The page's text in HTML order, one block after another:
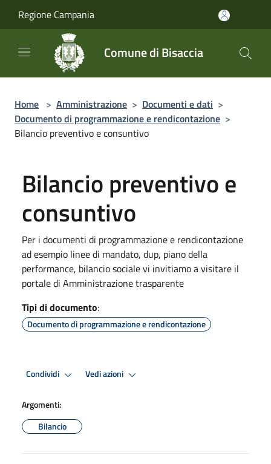
Regione Campania
Comune di Bisaccia
Home > Amministrazione > Documenti e dati >
Documento di programmazione e rendicontazione >
Bilancio preventivo e consuntivo
Bilancio preventivo e
consuntivo
Per i documenti di programmazione e rendicontazione
ad esempio linee di mandato, dup, piano della
performance, bilancio sociale vi invitiamo a visitare il
portale di Amministrazione trasparente
Tipi di documento:
Documento di programmazione e rendicontazione
Condividi Vedi azioni
Argomenti:
Bilancio